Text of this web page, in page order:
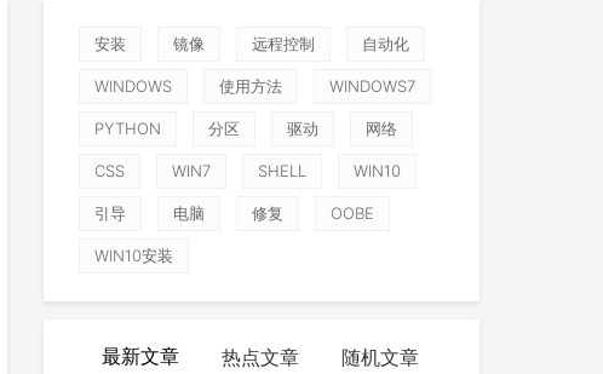
安装 镜像 远程控制 自动化
WINDOWS 使用方法 WINDOWS7
PYTHON 分区 驱动 网络
CSS WIN7 SHELL WIN10
引导 电脑 修复 OOBE
WIN10安装
最新文章 热点文章 随机文章